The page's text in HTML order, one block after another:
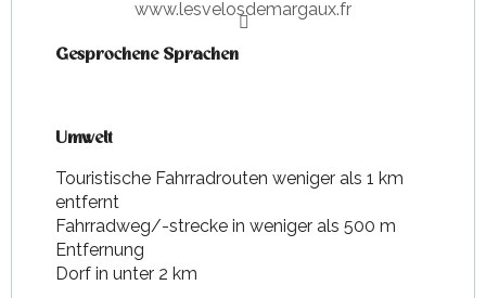
www.lesvelosdemargaux.fr
Gesprochene Sprachen
Gesprochene Sprachen
Umwelt
Umwelt
Touristische Fahrradrouten weniger als 1 km
entfernt
Fahrradweg/-strecke in weniger als 500 m
Entfernung
Dorf in unter 2 km